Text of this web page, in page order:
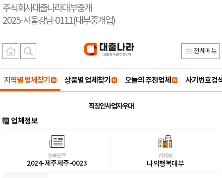
주식회사대출나라대부중개
2025-서울강남-0111(대부중개업)
전체메뉴
지역별 업체찾기 상품별 업체찾기 오늘의 추천업체 사기번호검
직장인 사업자 우대
업체정보
등록번호
2024-제주제주-0023
업체명
나의행복대부